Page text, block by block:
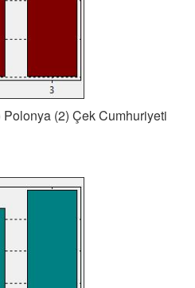
Polonya (2) Çek Cumhuriyeti